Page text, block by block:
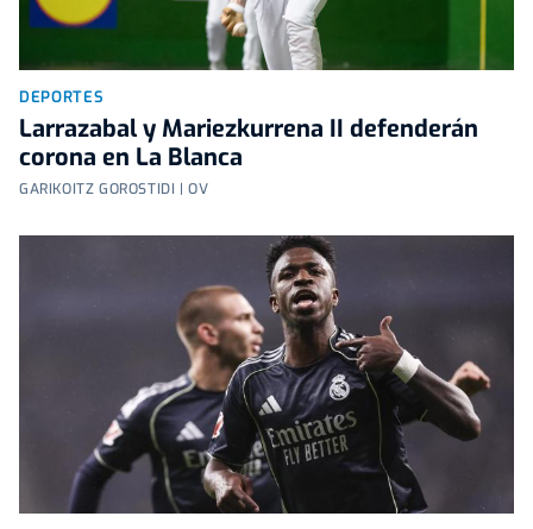
DEPORTES
Larrazabal y Mariezkurrena II defenderán
corona en La Blanca
GARIKOITZ GOROSTIDI | OV